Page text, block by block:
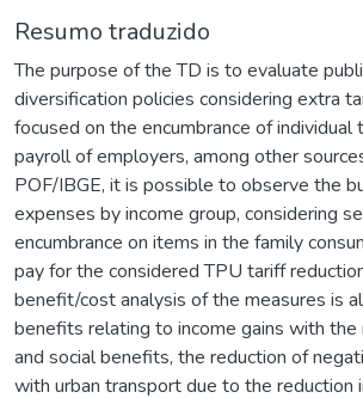
Resumo traduzido
The purpose of the TD is to evaluate
diversification policies considering extra
focused on the encumbrance of individual
payroll of employers, among other
POF/IBGE, it is possible to observe the
expenses by income group, considering
encumbrance on items in the family
pay for the considered TPU tariff
benefit/cost analysis of the measures is
benefits relating to income gains with
and social benefits, the reduction of
with urban transport due to the reduction